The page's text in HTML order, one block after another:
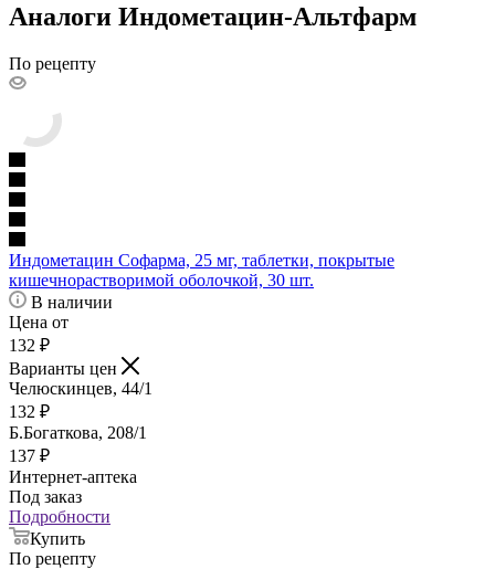
Аналоги Индометацин-Альтфарм
По рецепту
Индометацин Софарма, 25 мг, таблетки, покрытые
кишечнорастворимой оболочкой, 30 шт.
В наличии
Цена от
132 ₽
Варианты цен
Челюскинцев, 44/1
132 ₽
Б.Богаткова, 208/1
137 ₽
Интернет-аптека
Под заказ
Подробности
Купить
По рецепту